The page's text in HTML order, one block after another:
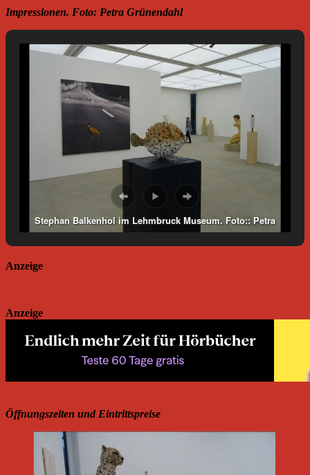
Impressionen. Foto: Petra Grünendahl
Stephan Balkenhol im Lehmbruck Museum. Foto:: Petra
Anzeige
Anzeige
Öffnungszeiten und Eintrittspreise